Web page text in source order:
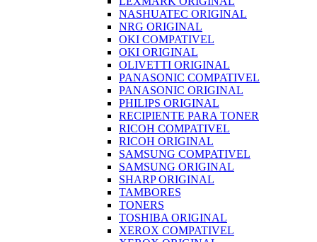
NASHUATEC ORIGINAL
NRG ORIGINAL
OKI COMPATIVEL
OKI ORIGINAL
OLIVETTI ORIGINAL
PANASONIC COMPATIVEL
PANASONIC ORIGINAL
PHILIPS ORIGINAL
RECIPIENTE PARA TONER
RICOH COMPATIVEL
RICOH ORIGINAL
SAMSUNG COMPATIVEL
SAMSUNG ORIGINAL
SHARP ORIGINAL
TAMBORES
TONERS
TOSHIBA ORIGINAL
XEROX COMPATIVEL